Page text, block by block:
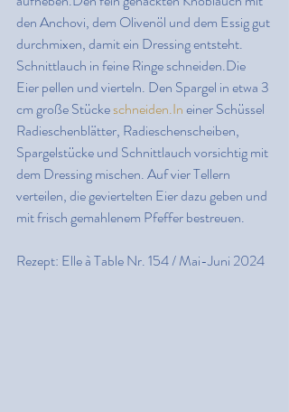
den Anchovi, dem Olivenöl und dem Essig gut
durchmixen, damit ein Dressing entsteht.
Schnittlauch in feine Ringe schneiden.Die
Eier pellen und vierteln. Den Spargel in etwa 3
cm große Stücke schneiden.In einer Schüssel
Radieschenblätter, Radieschenscheiben,
Spargelstücke und Schnittlauch vorsichtig mit
dem Dressing mischen. Auf vier Tellern
verteilen, die geviertelten Eier dazu geben und
mit frisch gemahlenem Pfeffer bestreuen.
Rezept: Elle à Table Nr. 154 / Mai-Juni 2024